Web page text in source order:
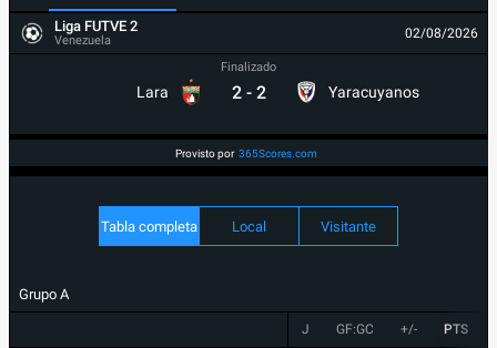
Liga FUTVE 2
Venezuela 02/08/2026
Lara
Finalizado
2 - 2 Yaracuyanos
Provisto por 365Scores.com
Tabla completa Local Visitante
Grupo A
J GF:GC +/- PTS